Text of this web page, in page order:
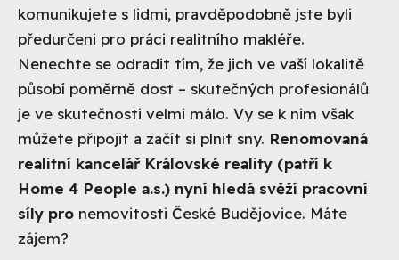
komunikujete s lidmi, pravděpodobně jste byli
předurčeni pro práci realitního makléře.
Nenechte se odradit tím, že jich ve vaší lokalitě
působí poměrně dost – skutečných profesionálů
je ve skutečnosti velmi málo. Vy se k nim však
můžete připojit a začít si plnit sny. Renomovaná
realitní kancelář Královské reality (patří k
Home 4 People a.s.) nyní hledá svěží pracovní
síly pro nemovitosti České Budějovice. Máte
zájem?